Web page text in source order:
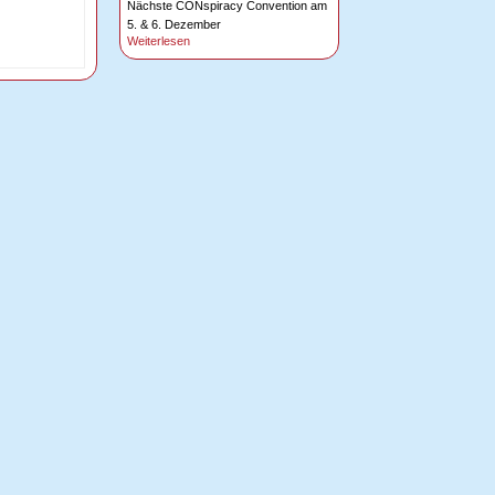
Nächste CONspiracy Convention am
5. & 6. Dezember
Weiterlesen